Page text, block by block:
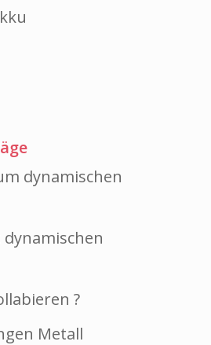
dynamischen
?
Metall